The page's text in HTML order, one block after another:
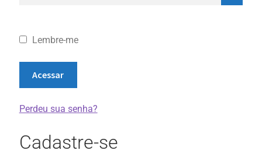
Lembre-me
Acessar
Perdeu sua senha?
Cadastre-se